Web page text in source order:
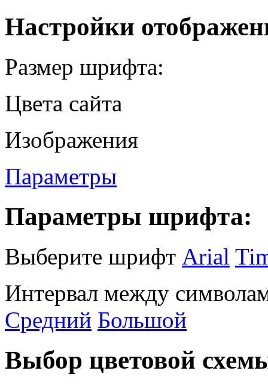
Настройки
Размер шрифта:
Цвета сайта
Изображения
Параметры
Параметры шрифта:
Выберите шрифт Arial
Интервал между
Средний Большой
Выбор цветовой